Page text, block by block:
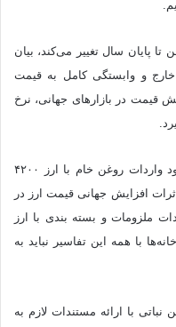
تا پایان سال تغییر می‌کند، بیان
خارج و وابستگی کامل به قیمت
قیمت در بازار‌های جهانی، نرخ
عضو انجمن صنفی روغن ادامه داد: با وجود واردات روغن خام با ارز ۴۲۰۰
افزایش جهانی قیمت ارز در
ملزومات و بسته بندی با ارز
با همه این تفاسیر نباید به
نباتی با ارائه مستندات لازم به